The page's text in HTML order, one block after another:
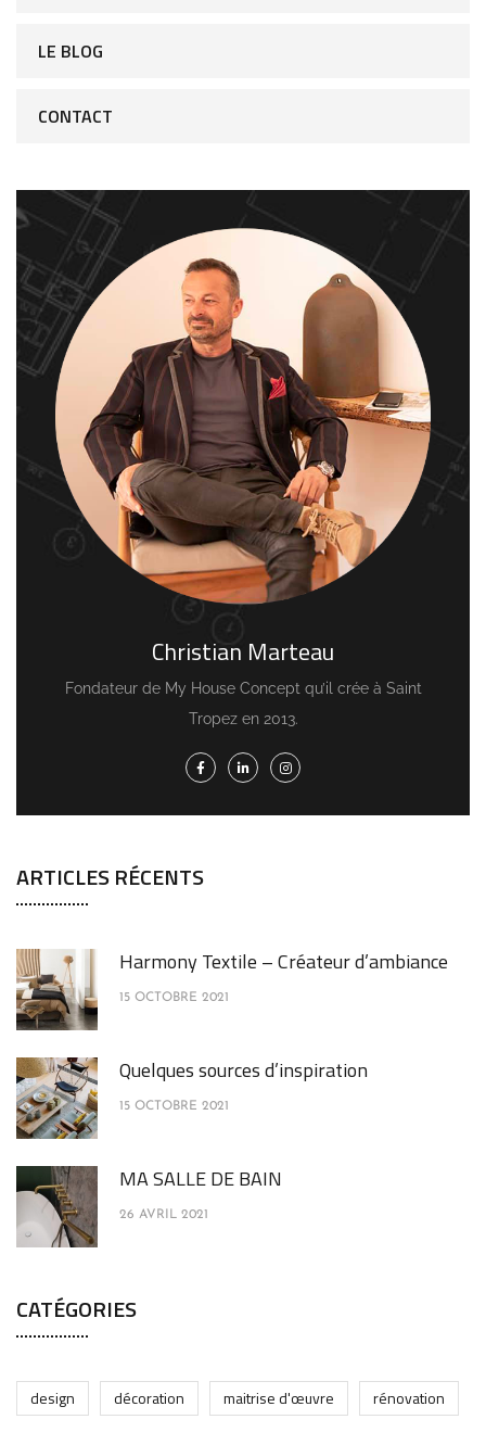
LE BLOG
CONTACT
Christian Marteau
Fondateur de My House Concept qu’il crée à Saint
Tropez en 2013.
ARTICLES RÉCENTS
Harmony Textile – Créateur d’ambiance
15 OCTOBRE 2021
Quelques sources d’inspiration
15 OCTOBRE 2021
MA SALLE DE BAIN
26 AVRIL 2021
CATÉGORIES
design décoration maitrise d'œuvre rénovation